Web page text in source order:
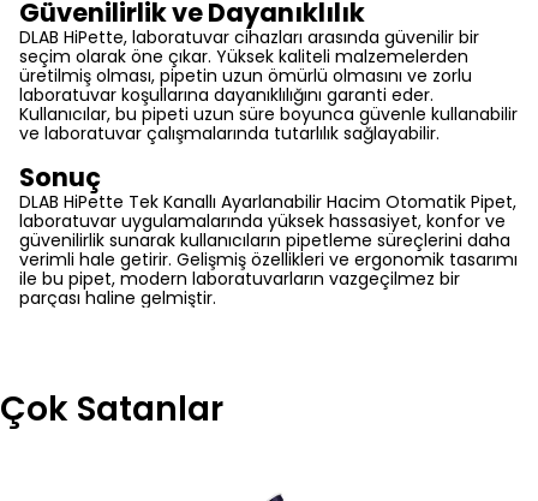
Güvenilirlik ve Dayanıklılık
DLAB HiPette, laboratuvar cihazları arasında güvenilir bir
seçim olarak öne çıkar. Yüksek kaliteli malzemelerden
üretilmiş olması, pipetin uzun ömürlü olmasını ve zorlu
laboratuvar koşullarına dayanıklılığını garanti eder.
Kullanıcılar, bu pipeti uzun süre boyunca güvenle kullanabilir
ve laboratuvar çalışmalarında tutarlılık sağlayabilir.
Sonuç
DLAB HiPette Tek Kanallı Ayarlanabilir Hacim Otomatik Pipet,
laboratuvar uygulamalarında yüksek hassasiyet, konfor ve
güvenilirlik sunarak kullanıcıların pipetleme süreçlerini daha
verimli hale getirir. Gelişmiş özellikleri ve ergonomik tasarımı
ile bu pipet, modern laboratuvarların vazgeçilmez bir
parçası haline gelmiştir.
Çok Satanlar